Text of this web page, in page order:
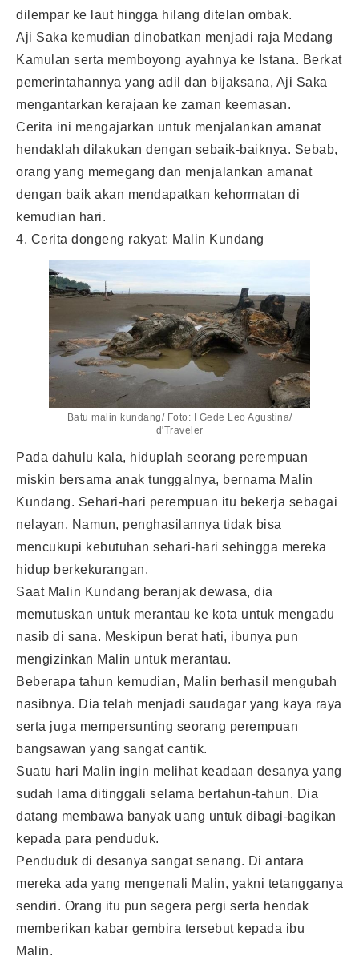
dilempar ke laut hingga hilang ditelan ombak.
Aji Saka kemudian dinobatkan menjadi raja Medang
Kamulan serta memboyong ayahnya ke Istana. Berkat
pemerintahannya yang adil dan bijaksana, Aji Saka
mengantarkan kerajaan ke zaman keemasan.
Cerita ini mengajarkan untuk menjalankan amanat
hendaklah dilakukan dengan sebaik-baiknya. Sebab,
orang yang memegang dan menjalankan amanat
dengan baik akan mendapatkan kehormatan di
kemudian hari.
4. Cerita dongeng rakyat: Malin Kundang
Batu malin kundang/ Foto: I Gede Leo Agustina/
d'Traveler
Pada dahulu kala, hiduplah seorang perempuan
miskin bersama anak tunggalnya, bernama Malin
Kundang. Sehari-hari perempuan itu bekerja sebagai
nelayan. Namun, penghasilannya tidak bisa
mencukupi kebutuhan sehari-hari sehingga mereka
hidup berkekurangan.
Saat Malin Kundang beranjak dewasa, dia
memutuskan untuk merantau ke kota untuk mengadu
nasib di sana. Meskipun berat hati, ibunya pun
mengizinkan Malin untuk merantau.
Beberapa tahun kemudian, Malin berhasil mengubah
nasibnya. Dia telah menjadi saudagar yang kaya raya
serta juga mempersunting seorang perempuan
bangsawan yang sangat cantik.
Suatu hari Malin ingin melihat keadaan desanya yang
sudah lama ditinggali selama bertahun-tahun. Dia
datang membawa banyak uang untuk dibagi-bagikan
kepada para penduduk.
Penduduk di desanya sangat senang. Di antara
mereka ada yang mengenali Malin, yakni tetangganya
sendiri. Orang itu pun segera pergi serta hendak
memberikan kabar gembira tersebut kepada ibu
Malin.